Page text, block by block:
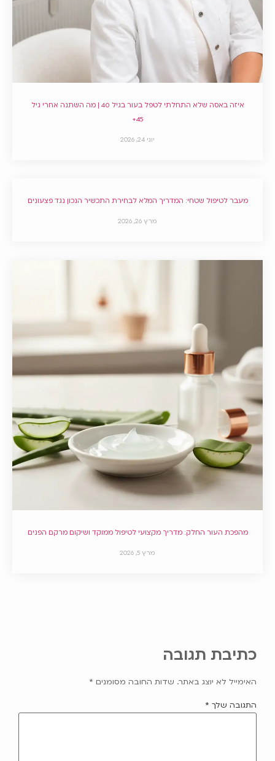
איזה באסה שלא התחלתי לטפל בעור בגיל 40 | מה השתנה אחרי גיל
45+
יוני 24, 2026
מעבר לטיפול שטחי: המדריך המלא לבחירת התכשיר הנכון נגד פצעונים
מרץ 26, 2026
מהפכת העור החלק: מדריך מקצועי לטיפול ממוקד ושיקום מרקם הפנים
מרץ 5, 2026
כתיבת תגובה
האימייל לא יוצג באתר. שדות החובה מסומנים *
התגובה שלך *